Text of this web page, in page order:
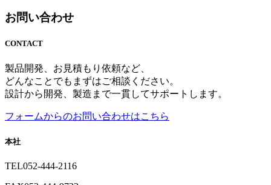
お問い合わせ
CONTACT
製品開発、お見積もり依頼など、
どんなことでもまずはご相談ください。
設計から開発、製造まで一貫してサポートします。
フォームからのお問い合わせはこちら
本社
TEL052-444-2116